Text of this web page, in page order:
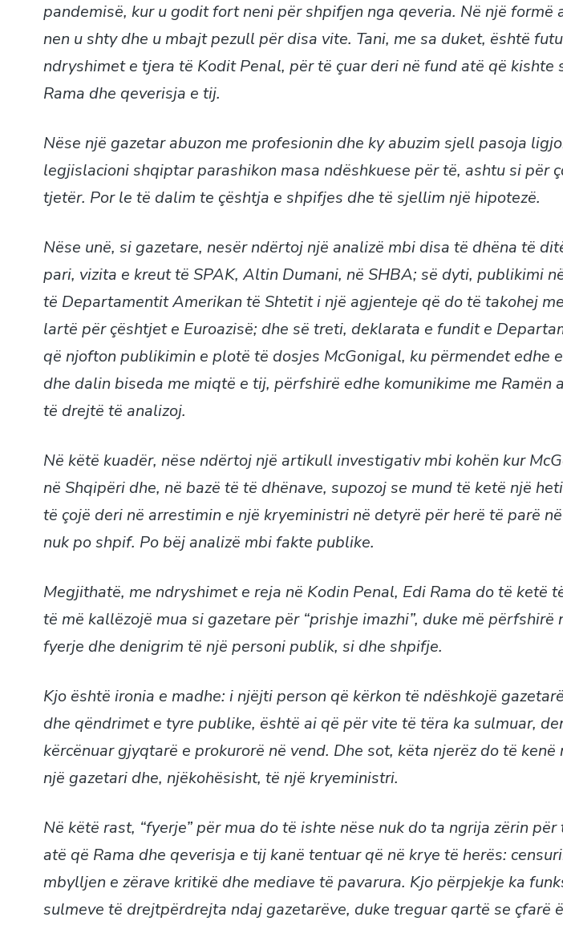
pandemisë, kur u godit fort neni për shpifjen nga qeveria. Në një formë
nen u shty dhe u mbajt pezull për disa vite. Tani, me sa duket, është
ndryshimet e tjera të Kodit Penal, për të çuar deri në fund atë që kishte
Rama dhe qeverisja e tij.
Nëse një gazetar abuzon me profesionin dhe ky abuzim sjell pasoja
legjislacioni shqiptar parashikon masa ndëshkuese për të, ashtu si për
tjetër. Por le të dalim te çështja e shpifjes dhe të sjellim një hipotezë.
Nëse unë, si gazetare, nesër ndërtoj një analizë mbi disa të dhëna të
pari, vizita e kreut të SPAK, Altin Dumani, në SHBA; së dyti, publikimi
të Departamentit Amerikan të Shtetit i një agjenteje që do të takohej
lartë për çështjet e Euroazisë; dhe së treti, deklarata e fundit e
që njofton publikimin e plotë të dosjes McGonigal, ku përmendet edhe
dhe dalin biseda me miqtë e tij, përfshirë edhe komunikime me Ramën
të drejtë të analizoj.
Në këtë kuadër, nëse ndërtoj një artikull investigativ mbi kohën kur
në Shqipëri dhe, në bazë të të dhënave, supozoj se mund të ketë një
të çojë deri në arrestimin e një kryeministri në detyrë për herë të parë
nuk po shpif. Po bëj analizë mbi fakte publike.
Megjithatë, me ndryshimet e reja në Kodin Penal, Edi Rama do të ketë
të më kallëzojë mua si gazetare për “prishje imazhi”, duke më përfshirë
fyerje dhe denigrim të një personi publik, si dhe shpifje.
Kjo është ironia e madhe: i njëjti person që kërkon të ndëshkojë
dhe qëndrimet e tyre publike, është ai që për vite të tëra ka sulmuar,
kërcënuar gjyqtarë e prokurorë në vend. Dhe sot, këta njerëz do të kenë
një gazetari dhe, njëkohësisht, të një kryeministri.
Në këtë rast, “fyerje” për mua do të ishte nëse nuk do ta ngrija zërin për
atë që Rama dhe qeverisja e tij kanë tentuar që në krye të herës:
mbylljen e zërave kritikë dhe mediave të pavarura. Kjo përpjekje ka
sulmeve të drejtpërdrejta ndaj gazetarëve, duke treguar qartë se çfarë